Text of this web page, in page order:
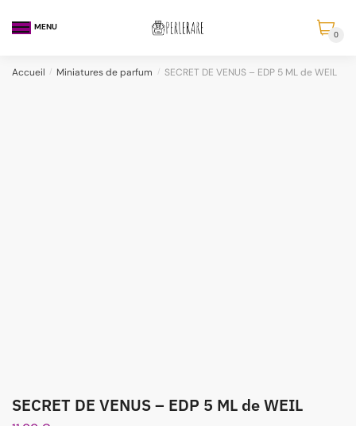
MENU
0
Accueil / Miniatures de parfum / SECRET DE VENUS – EDP 5 ML de WEIL
SECRET DE VENUS – EDP 5 ML de WEIL